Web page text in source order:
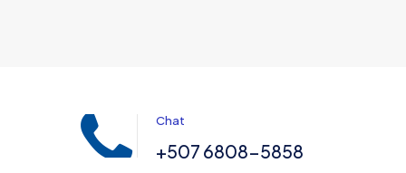
Chat
+507 6808-5858